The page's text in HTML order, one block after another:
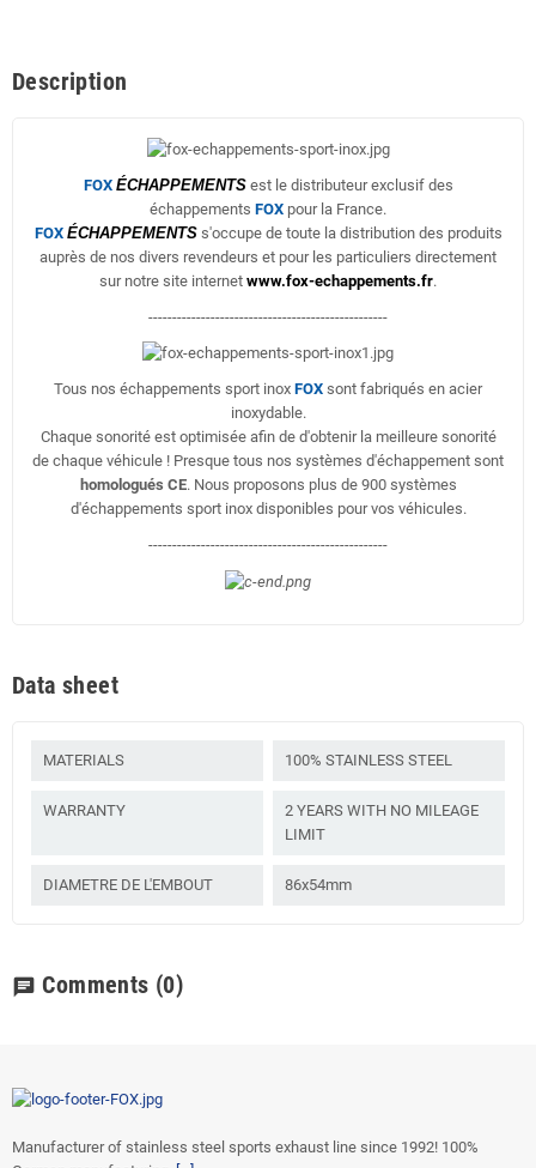
Description
FOX ÉCHAPPEMENTSest le distributeur exclusif des
échappements FOX pour la France.
FOX ÉCHAPPEMENTSs'occupe de toute la distribution des produits
auprès de nos divers revendeurs et pour les particuliers directement
sur notre site internet www.fox-echappements.fr.
--------------------------------------------------
Tous nos échappements sport inox FOX sont fabriqués en acier
inoxydable.
Chaque sonorité est optimisée afin de d'obtenir la meilleure sonorité
de chaque véhicule ! Presque tous nos systèmes d'échappement sont
homologués CE. Nous proposons plus de 900 systèmes
d'échappements sport inox disponibles pour vos véhicules.
--------------------------------------------------
Data sheet
MATERIALS 100% STAINLESS STEEL
WARRANTY
2 YEARS WITH NO MILEAGE
LIMIT
DIAMETRE DE L'EMBOUT 86x54mm
chat Comments (0)
Manufacturer of stainless steel sports exhaust line since 1992! 100%